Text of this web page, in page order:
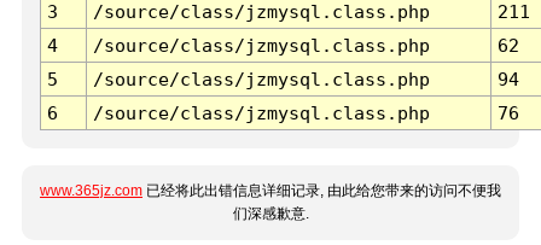
3 /source/class/jzmysql.class.php
211
4
/source/class/jzmysql.class.php
62
5
/source/class/jzmysql.class.php
94
6
/source/class/jzmysql.class.php 76
www.365jz.com 已经将此出错信息详细记录, 由此给您带来的访问不便我
们深感歉意.